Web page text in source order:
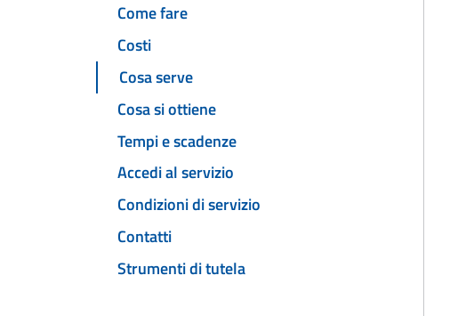
Come fare
Costi
Cosa serve
Cosa si ottiene
Tempi e scadenze
Accedi al servizio
Condizioni di servizio
Contatti
Strumenti di tutela